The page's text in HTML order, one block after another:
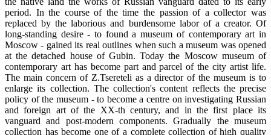
period. In the course of the time the passion of a collector was
replaced by the laborious and burdensome labor of a creator. Of
long-standing desire - to found a museum of contemporary art in
Moscow - gained its real outlines when such a museum was opened
at the detached house of Gubin. Today the Moscow museum of
contemporary art has become part and parcel of the city artist life.
The main concern of Z.Tsereteli as a director of the museum is to
enlarge its collection. The collection's content reflects the precise
policy of the museum - to become a centre on investigating Russian
and foreign art of the XX-th century, and in the first place its
vanguard and post-modern components. Gradually the museum
collection has become one of a complete collection of high quality